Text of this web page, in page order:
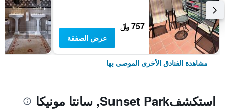
757 ﷼
عرض الصفقة
مشاهدة الفنادق الأخرى الموصى بها
استكشفSunset Park, سانتا مونيكا